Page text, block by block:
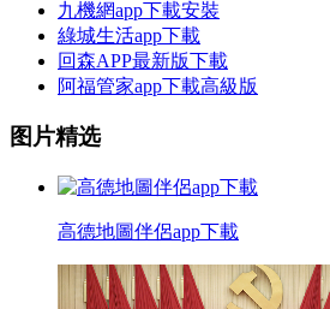
九機網app下載安裝
綠城生活app下載
回森APP最新版下載
阿福管家app下載高級版
图片精选
高德地圖伴侶app下載